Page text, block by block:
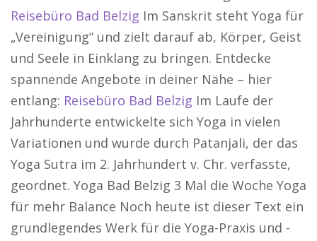
Reisebüro Bad Belzig Im Sanskrit steht Yoga für
„Vereinigung“ und zielt darauf ab, Körper, Geist
und Seele in Einklang zu bringen. Entdecke
spannende Angebote in deiner Nähe – hier
entlang: Reisebüro Bad Belzig Im Laufe der
Jahrhunderte entwickelte sich Yoga in vielen
Variationen und wurde durch Patanjali, der das
Yoga Sutra im 2. Jahrhundert v. Chr. verfasste,
geordnet. Yoga Bad Belzig 3 Mal die Woche Yoga
für mehr Balance Noch heute ist dieser Text ein
grundlegendes Werk für die Yoga-Praxis und -